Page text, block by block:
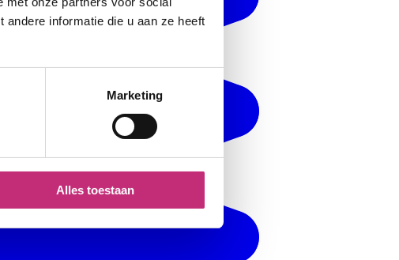
informatie die u aan ze heeft
Marketing
Alles toestaan